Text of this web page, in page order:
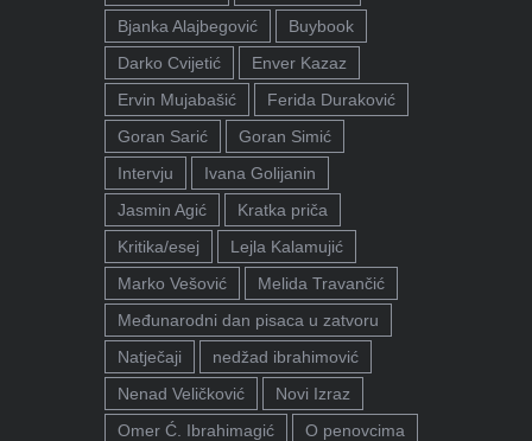
Bjanka Alajbegović
Buybook
Darko Cvijetić
Enver Kazaz
Ervin Mujabašić
Ferida Duraković
Goran Sarić
Goran Simić
Intervju
Ivana Golijanin
Jasmin Agić
Kratka priča
Kritika/esej
Lejla Kalamujić
Marko Vešović
Melida Travančić
Međunarodni dan pisaca u zatvoru
Natječaji
nedžad ibrahimović
Nenad Veličković
Novi Izraz
Omer Ć. Ibrahimagić
O penovcima